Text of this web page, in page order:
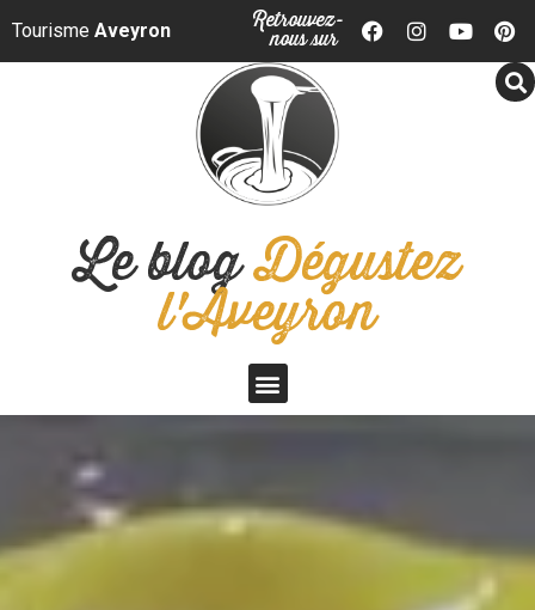
Panneau de gestion des cookies
Tourisme Aveyron Retrouvez-
nous sur
Le blogDégustez
l'Aveyron